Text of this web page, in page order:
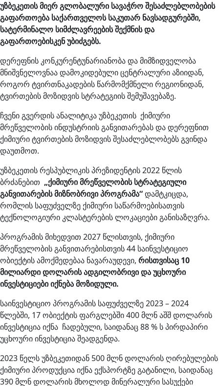
უზბეკეთის მიერ გლობალური სავაჭრო შესაძლებლობების
გაფართოება საქართველოს საკუთარ ნავსადგურებში,
სატერმინალო სიმძლავრეების შექმნის და
გაფართოებისკენ უბიძგებს.
დერეფნის კონკურენტუნარიანობა და მიმზიდველობა
მნიშვნელოვნაა დამოკიდებული ცენტრალური აზიიდან,
როგორ ტვირთნაკადების წარმომქმნელი რეგიონიდან,
ტვირთების მოზიდვის სტრატეგიის შემუშავებაზე.
ჩვენი გვერდის ანალიტიკა უზბეკეთის ქიმიური
მრეწველობის ინდუსტრიის განვითარებას და დერეფნით
ქიმიური ტვირთების მოზიდვის შესაძლებლობებს გვინდა
დაუთმოთ.
უზბეკეთის რესპუბლიკის პრეზიდენტის 2022 წლის
ბრძანებით „ქიმიური მრეწველობის სტრატეგიული
განვითარების მიზნობრივი პროგრამა“დამტკიცდა,
რომლის საფუძველზე ქიმიური საწარმოებისათვის
ტექნოლოგიური კლასტერების ლოკაციები განისაზღვრა.
პროგრამის მიხედვით 2027 წლისთვის, ქიმიური
მრეწველობის განვითარებისთვის 44 საინვესტიციო
ობიექტის ამოქმედებაა ნავარაუდევი, რისთვისაც 10
მილიარდი დოლარის ადგილობრივი და უცხოური
ინვესტიციები იქნება მოზიდული.
საინვესტიციო პროგრამის საფუძველზე 2023 – 2024
წლებში, 17 ობიექტის ფარგლებში 400 მლნ აშშ დოლარის
ინვესტიცია იქნა ჩადებული, საიდანაც 88 % ს პირდაპირი
უცხოური ინვესტიცია შეადგენდა.
2023 წელს უზბეკეთიდან 500 მლნ დოლარის ღირებულების
ქიმიური პროდუქცია იქნა ექსპორტზე გატანილი, საიდანაც
390 მლნ დოლარის მხოლოდ მინერალური სასუქები